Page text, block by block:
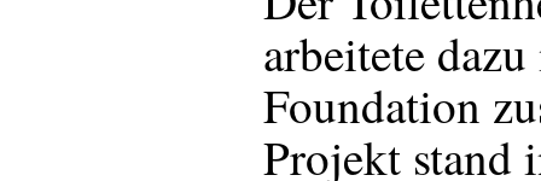
arbeitete
Foundation
Projekt stand